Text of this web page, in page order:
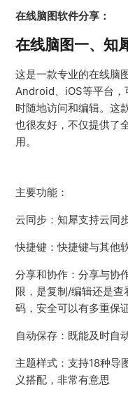
在线脑图软件分享：
在线脑图一、知
这是一款专业的在线脑
Android、iOS等平台，
时随地访问和编辑。这
也很友好，不仅提供了
用。
主要功能：
云同步：知犀支持云同
快捷键：快捷键与其他
分享和协作：分享与协
限，是复制/编辑还是
码，安全可以有多重保证
自动保存：既能及时自
主题样式：支持18种导
义搭配，非常有意思